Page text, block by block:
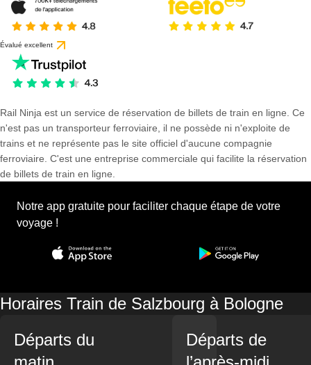
Évalué excellent
Rail Ninja est un service de réservation de billets de train en ligne. Ce
n'est pas un transporteur ferroviaire, il ne possède ni n'exploite de
trains et ne représente pas le site officiel d'aucune compagnie
ferroviaire. C'est une entreprise commerciale qui facilite la réservation
de billets de train en ligne.
Notre app gratuite pour faciliter chaque étape de votre
voyage !
Horaires Train de Salzbourg à Bologne
Départs du
Départs de